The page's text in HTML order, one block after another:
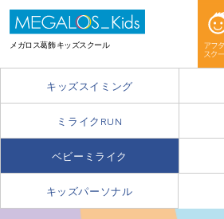
メガロス葛飾 キッズスクール
キッズスイミング
ミライクRUN
ベビーミライク
キッズパーソナル